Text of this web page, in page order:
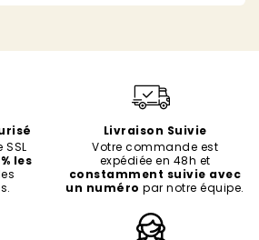
les
Livraison Suivie
Votre commande est
expédiée en 48h et
constamment suivie avec
un numéro par notre équipe.